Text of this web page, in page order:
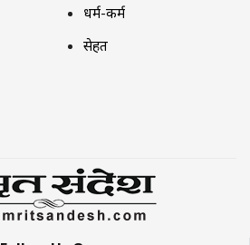
धर्म-कर्म
सेहत